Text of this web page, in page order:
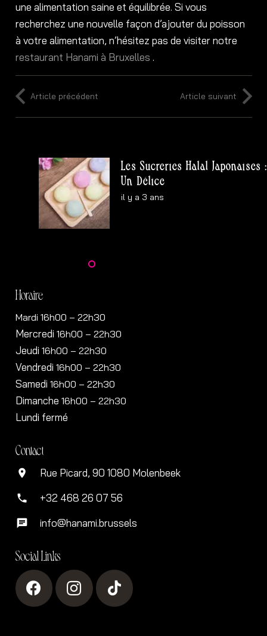
une alimentation saine et équilibrée. Si vous
recherchez une nouvelle façon d’ajouter du poisson
à votre alimentation, n’hésitez pas de visiter notre
restaurant Hanami à Bruxelles .
Article précédent Article suivant
Les Sucreries Halal Japonaises :
Un Délice
il y a 3 ans
Horaire
Mardi 16h00 – 22h30
Mercredi 16h00 – 22h30
Jeudi 16h00 – 22h30
Vendredi 16h00 – 22h30
Samedi 16h00 – 22h30
Dimanche 16h00 – 22h30
Lundi fermé
Contact
location_on Rue Picard, 90 1080 Molenbeek
phone +32 468 26 07 56
chat info@hanami.brussels
Social Links